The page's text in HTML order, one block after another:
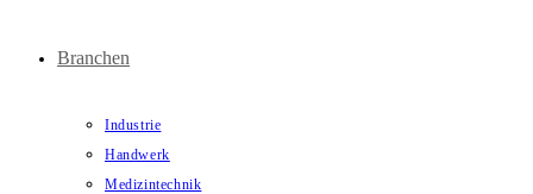
Branchen
Industrie
Handwerk
Medizintechnik